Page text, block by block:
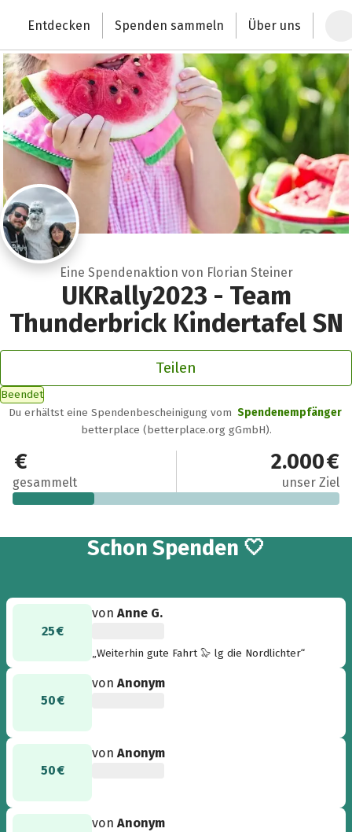
Deutschlands größte Spendenplattform
Entdecken Spenden sammeln Über uns
Eine Spendenaktion von Florian Steiner
UKRally2023 - Team
Thunderbrick Kindertafel SN
Teilen
Beendet
Du erhältst eine Spendenbescheinigung vom Spendenempfänger
betterplace (betterplace.org gGmbH).
500 €
gesammelt
2.000 €
unser Ziel
Schon 9
Spenden 🤍
25 €
vonAnne G.
„Weiterhin gute Fahrt 🦭 lg die Nordlichter“
50 €
vonAnonym
50 €
vonAnonym
vonAnonym